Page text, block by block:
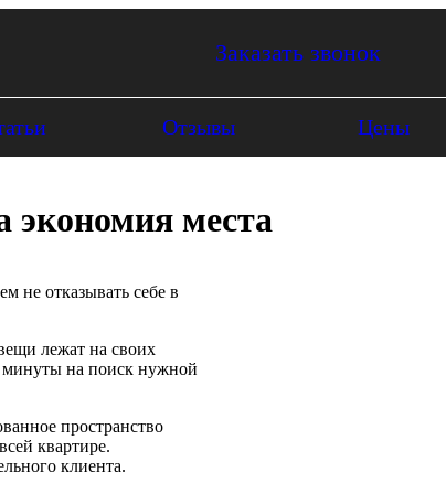
Заказать звонок
Отзывы Цены
экономия места
не отказывать себе в
лежат на своих
минуты на поиск нужной
пространство
квартире.
клиента.